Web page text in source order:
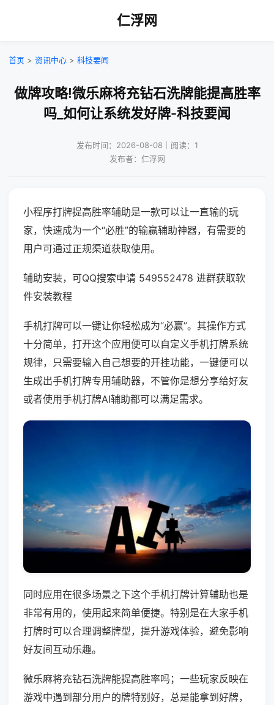
仁浮网
首页 > 资讯中心 > 科技要闻
做牌攻略!微乐麻将充钻石洗牌能提高胜率
吗_如何让系统发好牌-科技要闻
发布时间：2026-08-08｜阅读：1
发布者：仁浮网
小程序打牌提高胜率辅助是一款可以让一直输的玩
家，快速成为一个“必胜”的输赢辅助神器，有需要的
用户可通过正规渠道获取使用。
辅助安装，可QQ搜索申请 549552478 进群获取软
件安装教程
手机打牌可以一键让你轻松成为“必赢”。其操作方式
十分简单，打开这个应用便可以自定义手机打牌系统
规律，只需要输入自己想要的开挂功能，一键便可以
生成出手机打牌专用辅助器，不管你是想分享给好友
或者使用手机打牌AI辅助都可以满足需求。
同时应用在很多场景之下这个手机打牌计算辅助也是
非常有用的，使用起来简单便捷。特别是在大家手机
打牌时可以合理调整牌型，提升游戏体验，避免影响
好友间互动乐趣。
微乐麻将充钻石洗牌能提高胜率吗；一些玩家反映在
游戏中遇到部分用户的牌特别好，总是能拿到好牌，